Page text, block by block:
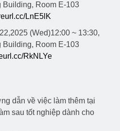
Building, Room E-103
LnE5lK
(Wed)12:00 ~ 13:30,
Building, Room E-103
RkNLYe
dẫn về việc làm thêm tại
sau tốt nghiệp dành cho